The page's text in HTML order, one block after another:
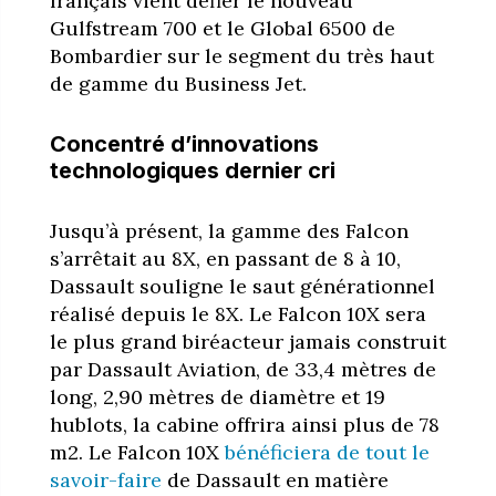
Gulfstream 700 et le Global 6500 de
Bombardier sur le segment du très haut
de gamme du Business Jet.
Concentré d’innovations
technologiques dernier cri
Jusqu’à présent, la gamme des Falcon
s’arrêtait au 8X, en passant de 8 à 10,
Dassault souligne le saut générationnel
réalisé depuis le 8X. Le Falcon 10X sera
le plus grand biréacteur jamais construit
par Dassault Aviation, de 33,4 mètres de
long, 2,90 mètres de diamètre et 19
hublots, la cabine offrira ainsi plus de 78
m2. Le Falcon 10Xbénéficiera de tout le
savoir-faire de Dassault en matière